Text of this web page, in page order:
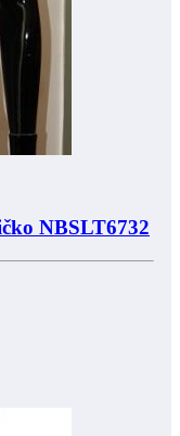
NBSLT6732